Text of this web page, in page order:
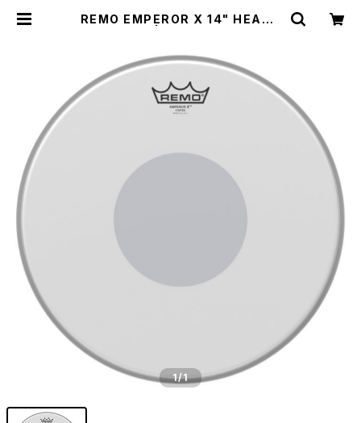
REMO EMPEROR X 14" HEAD /
1/1